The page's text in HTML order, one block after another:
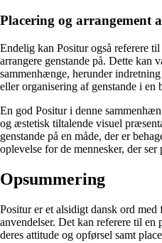
Placering og arrangement
Endelig kan Positur også referere
arrangere genstande på. Dette kan
sammenhænge, herunder
eller organisering af genstande i en
En god Positur i denne
og æstetisk tiltalende visuel
genstande på en måde, der er
oplevelse for de mennesker, der ser
Opsummering
Positur er et alsidigt dansk ord
anvendelser. Det kan referere til
deres attitude og opførsel samt